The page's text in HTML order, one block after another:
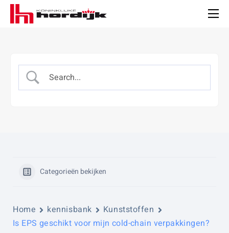
Koninklijke
Hordijk
Categorieën bekijken
Home kennisbank
Kunststoffen
Is EPS geschikt voor mijn cold-chain verpakkingen?